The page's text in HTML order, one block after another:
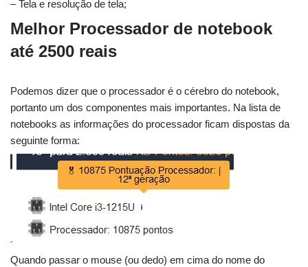
– Tela e resolução de tela;
Melhor Processador de notebook
até 2500 reais
Podemos dizer que o processador é o cérebro do notebook,
portanto um dos componentes mais importantes. Na lista de
notebooks as informações do processador ficam dispostas da
seguinte forma:
Quando passar o mouse (ou dedo) em cima do nome do